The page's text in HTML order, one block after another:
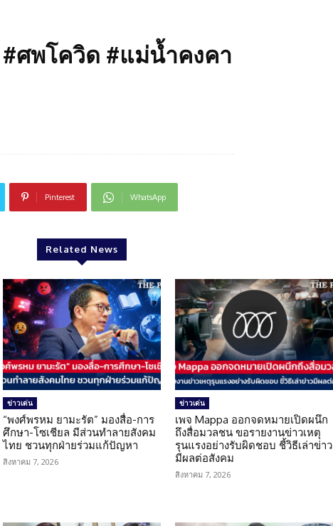
#ศพโควิด #แม่น้ำคงคา
Pinterest WhatsApp
Related News
ข่าวเด่น
“พงศ์พรหม ยามะรัต” มองสื่อ-การ
ศึกษา-โซเชียล มีส่วนทำลายสังคม
ไทย ชวนทุกฝ่ายร่วมแก้ปัญหา
สิงหาคม 7, 2026
ข่าวเด่น
เพจ Mappa ออกจดหมายเปิดผนึก
ถึงสื่อมวลชน ขอรายงานข่าวเหตุ
รุนแรงอย่างรับผิดชอบ ชี้วิธีเล่าข่าว
มีผลต่อสังคม
สิงหาคม 7, 2026